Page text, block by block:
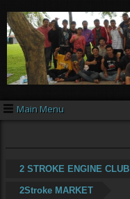
Main Menu
2 STROKE ENGINE CLUB
2Stroke MARKET